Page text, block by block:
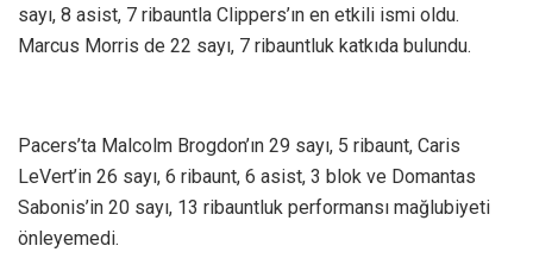
sayı, 8 asist, 7 ribauntla Clippers’ın en etkili ismi oldu.
Marcus Morris de 22 sayı, 7 ribauntluk katkıda bulundu.
Pacers’ta Malcolm Brogdon’ın 29 sayı, 5 ribaunt, Caris
LeVert’in 26 sayı, 6 ribaunt, 6 asist, 3 blok ve Domantas
Sabonis’in 20 sayı, 13 ribauntluk performansı mağlubiyeti
önleyemedi.